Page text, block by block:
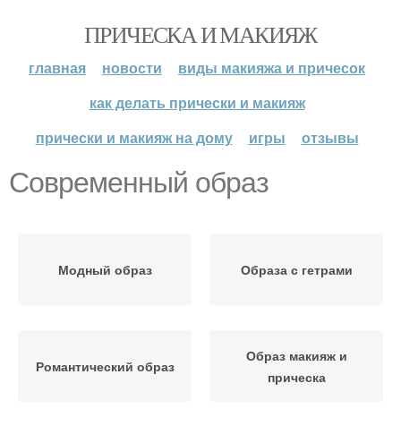
ПРИЧЕСКА И МАКИЯЖ
главная новости
виды макияжа и причесок
как делать прически и макияж
прически и макияж на дому
игры отзывы
Современный образ
Модный образ Образа с гетрами
Романтический образ
Образ макияж и
прическа